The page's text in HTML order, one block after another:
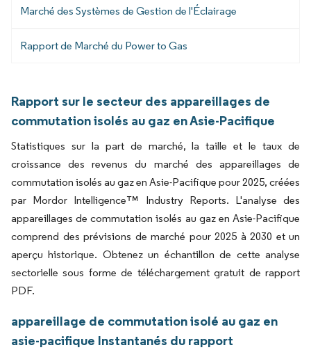
Marché des Systèmes de Gestion de l'Éclairage
Rapport de Marché du Power to Gas
Rapport sur le secteur des appareillages de
commutation isolés au gaz en Asie-Pacifique
Statistiques sur la part de marché, la taille et le taux de
croissance des revenus du marché des appareillages de
commutation isolés au gaz en Asie-Pacifique pour 2025, créées
par Mordor Intelligence™ Industry Reports. L'analyse des
appareillages de commutation isolés au gaz en Asie-Pacifique
comprend des prévisions de marché pour 2025 à 2030 et un
aperçu historique. Obtenez un échantillon de cette analyse
sectorielle sous forme de téléchargement gratuit de rapport
PDF.
appareillage de commutation isolé au gaz en
asie-pacifique Instantanés du rapport